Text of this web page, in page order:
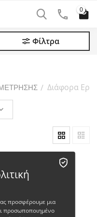
0
Φίλτρα
/ Διάφορα
προσφέρουμε μια
προσωποποιημένο